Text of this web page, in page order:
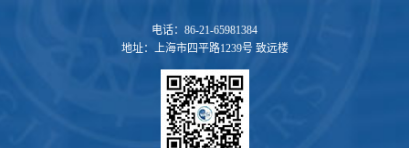
电话：86-21-65981384
地址：上海市四平路1239号 致远楼